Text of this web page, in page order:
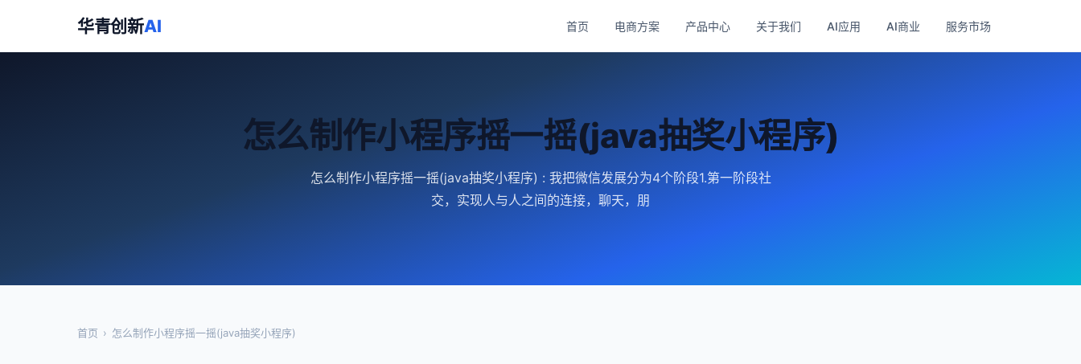
华青创新AI 首页 电商方案 产品中心 关于我们 AI应用 AI商业 服务市场
怎么制作小程序摇一摇(java抽奖小程序)
怎么制作小程序摇一摇(java抽奖小程序) : 我把微信发展分为4个阶段1.第一阶段社
交，实现人与人之间的连接，聊天，朋
首页 › 怎么制作小程序摇一摇(java抽奖小程序)